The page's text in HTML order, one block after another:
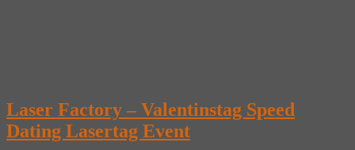
Laser Factory – Valentinstag Speed
Dating Lasertag Event